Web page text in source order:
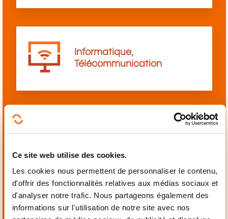
Ce site web utilise des cookies.
Les cookies nous permettent de personnaliser le contenu,
d'offrir des fonctionnalités relatives aux médias sociaux et
d'analyser notre trafic. Nous partageons également des
informations sur l'utilisation de notre site avec nos
Informatique,
Télécommunication
Mécanique,